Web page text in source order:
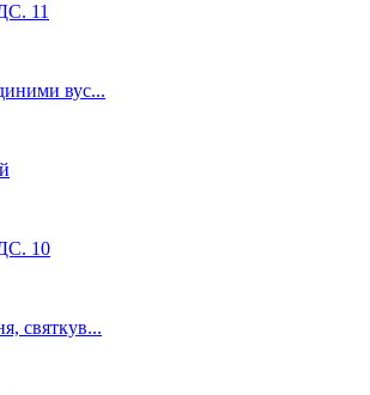
11
вус...
10
святкув...